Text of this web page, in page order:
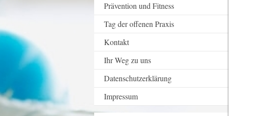
Prävention und Fitness
Tag der offenen Praxis
Kontakt
Ihr Weg zu uns
Datenschutzerklärung
Impressum